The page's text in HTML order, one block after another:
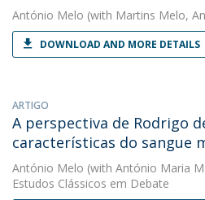
António Melo (with Martins Melo,
DOWNLOAD AND MORE DETAILS
ARTIGO
A perspectiva de Rodrigo
características do sangue
António Melo (with António Maria
Estudos Clássicos em Debate